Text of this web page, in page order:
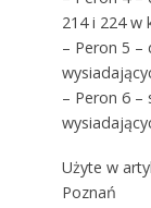
214 i 224 w
– Peron 5
– Peron 6 –
Użyte w
Poznań